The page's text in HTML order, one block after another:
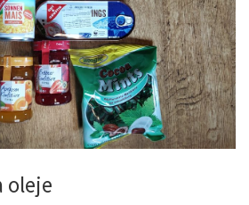
oleje